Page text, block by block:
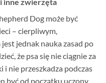
Dog może być
– cierpliwym,
jednak nauka zasad po
że psa się nie ciągnie za
i nie przeszkadza podczas
być od początku uczony